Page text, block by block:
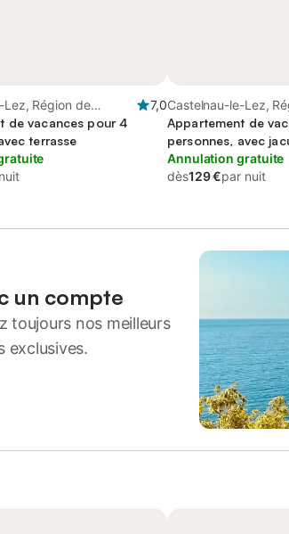
Lez, Région de
7,0
de vacances pour 4
terrasse
Castelnau-le-Lez,
Montpellier
Appartement de
personnes, avec
terrasse et jardin
Annulation gratuite
dès129 €par nuit
un compte
toujours nos meilleurs
exclusives.